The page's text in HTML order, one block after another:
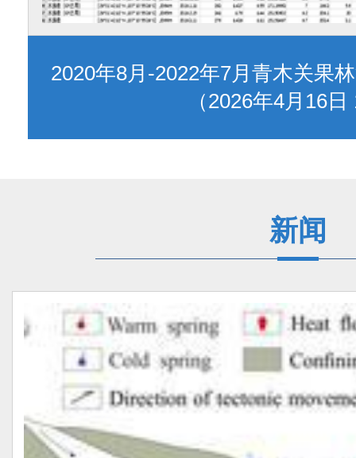
2020年8月-2022年7月青木关果
（2026年4月16
新闻